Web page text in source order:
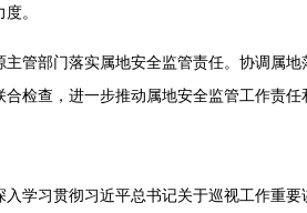
。
主管部门落实属地安全监管责任。协调属
检查，进一步推动属地安全监管工作责任
学习贯彻习近平总书记关于巡视工作重